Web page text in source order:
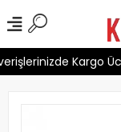
Kargo